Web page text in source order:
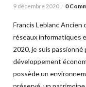
9 décembre 2020 0
Francis Leblanc Ancien
réseaux informatiques
2020, je suis
développement
possède un